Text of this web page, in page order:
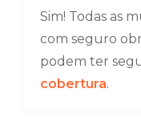
Sim! Todas as
com seguro
podem ter
cobertura.